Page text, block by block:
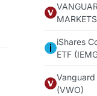
iShares
ETF
Vanguard
(VWO)